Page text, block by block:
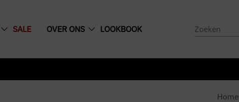
SALE OVER ONS LOOKBOOK
Home